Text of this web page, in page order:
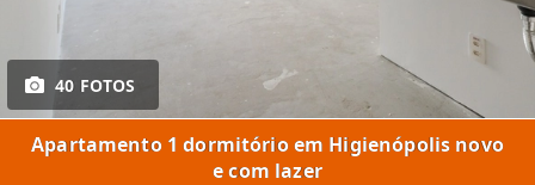
40 FOTOS
Apartamento 1 dormitório em Higienópolis novo
e com lazer